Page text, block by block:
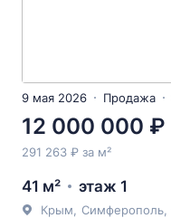
9 мая 2026 Продажа
12 000 000 ₽
291 263 ₽ за м²
41 м² этаж 1
Крым Симферополь